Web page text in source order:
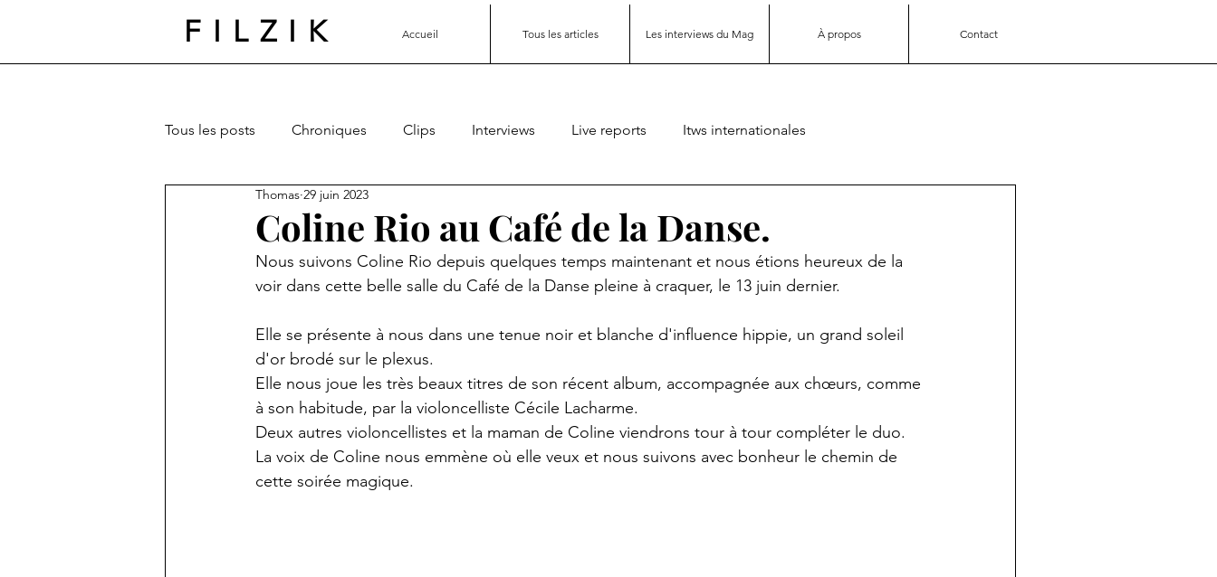
FILZIK Accueil Tous les articles Les interviews du Mag À propos Contact
Tous les posts Chroniques Clips Interviews Live reports Itws internationales
Coline Rio au Café de la Danse.
Thomas 29 juin 2023
Nous suivons Coline Rio depuis quelques temps maintenant et nous étions heureux de la
voir dans cette belle salle du Café de la Danse pleine à craquer, le 13 juin dernier.
Elle se présente à nous dans une tenue noir et blanche d'influence hippie, un grand soleil
d'or brodé sur le plexus.
Elle nous joue les très beaux titres de son récent album, accompagnée aux chœurs, comme
à son habitude, par la violoncelliste Cécile Lacharme.
Deux autres violoncellistes et la maman de Coline viendrons tour à tour compléter le duo.
La voix de Coline nous emmène où elle veux et nous suivons avec bonheur le chemin de
cette soirée magique.